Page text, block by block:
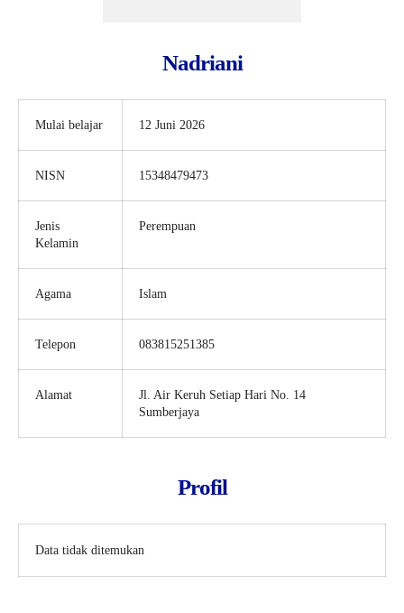
Nadriani
Mulai belajar 12 Juni 2026
NISN 15348479473
Jenis
Kelamin
Perempuan
Agama Islam
Telepon 083815251385
Alamat
Jl. Air Keruh Setiap Hari No. 14
Sumberjaya
Profil
Data tidak ditemukan